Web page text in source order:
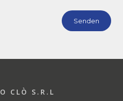
CLÒ S.R.L